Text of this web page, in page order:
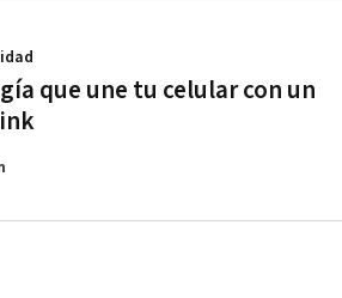
que une tu celular con un